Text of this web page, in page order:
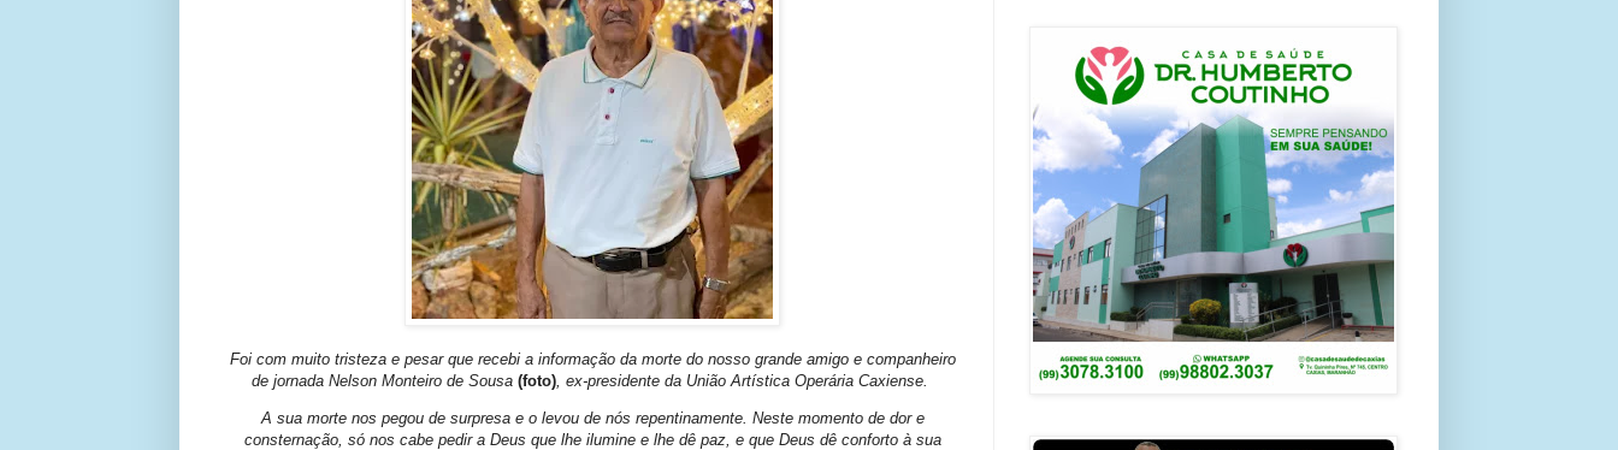
Foi com muito tristeza e pesar que recebi a informação da morte do nosso grande amigo e companheiro
de jornada Nelson Monteiro de Sousa (foto) , ex-presidente da União Artística Operária Caxiense.
A sua morte nos pegou de surpresa e o levou de nós repentinamente. Neste momento de dor e
consternação, só nos cabe pedir a Deus que lhe ilumine e lhe dê paz, e que Deus dê conforto à sua